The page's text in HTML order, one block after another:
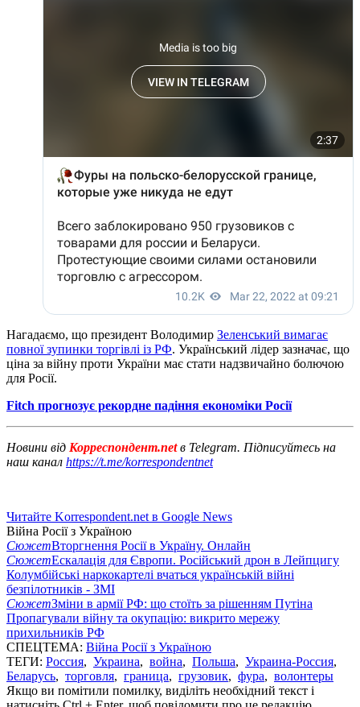
Нагадаємо, що президент Володимир Зеленський вимагає
повної зупинки торгівлі із РФ. Український лідер зазначає, що
ціна за війну проти України має стати надзвичайно болючою
для Росії.
Fitch прогнозує рекордне падіння економіки Росії
Новини від Корреспондент.netв Telegram. Підписуйтесь на
наш канал https://t.me/korrespondentnet
Читайте Korrespondent.net в Google News
Війна Росії з Україною
СюжетВторгнення Росії в Україну. Онлайн
СюжетЕскалація для Європи. Російський дрон в Лейпцигу
Колумбійські наркокартелі вчаться українській війні
безпілотників - ЗМІ
СюжетЗміни в армії РФ: що стоїть за рішенням Путіна
Пропагували війну та окупацію: викрито мережу
прихильників РФ
СПЕЦТЕМА: Війна Росії з Україною
ТЕГИ: Россия, Украина, война, Польша, Украина-Россия,
Беларусь, торговля, граница, грузовик, фура, волонтеры
Якщо ви помітили помилку, виділіть необхідний текст і